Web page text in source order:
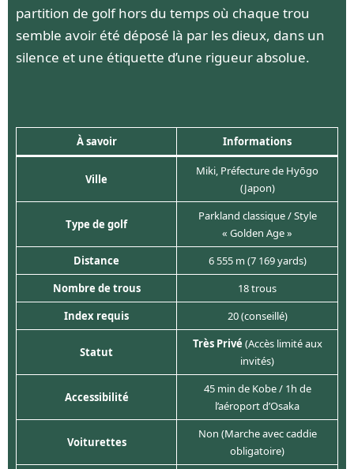
partition de golf hors du temps où chaque trou
semble avoir été déposé là par les dieux, dans un
silence et une étiquette d’une rigueur absolue.
À savoir Informations
Ville
Miki, Préfecture de Hyōgo
(Japon)
Type de golf
Parkland classique / Style
« Golden Age »
Distance
6 555 m (7 169 yards)
Nombre de trous
18 trous
Index requis
20 (conseillé)
Statut
Très Privé (Accès limité aux
invités)
Accessibilité
45 min de Kobe / 1h de
l’aéroport d’Osaka
Voiturettes
Non (Marche avec caddie
obligatoire)